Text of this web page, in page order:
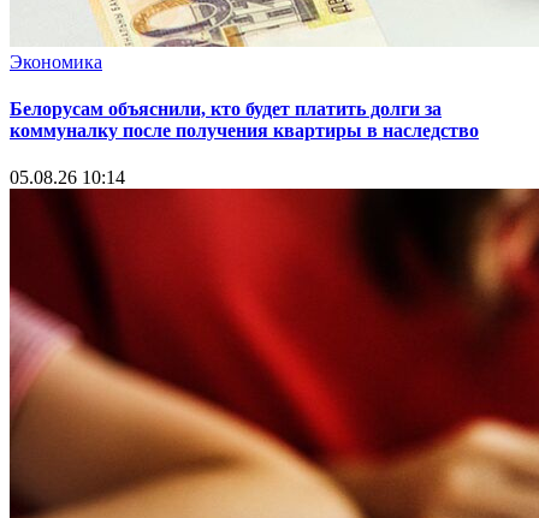
Экономика
Белорусам объяснили, кто будет платить долги за
коммуналку после получения квартиры в наследство
05.08.26 10:14